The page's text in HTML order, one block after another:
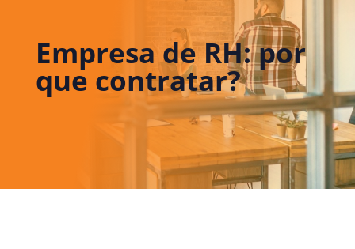
Empresa de RH: por
que contratar?